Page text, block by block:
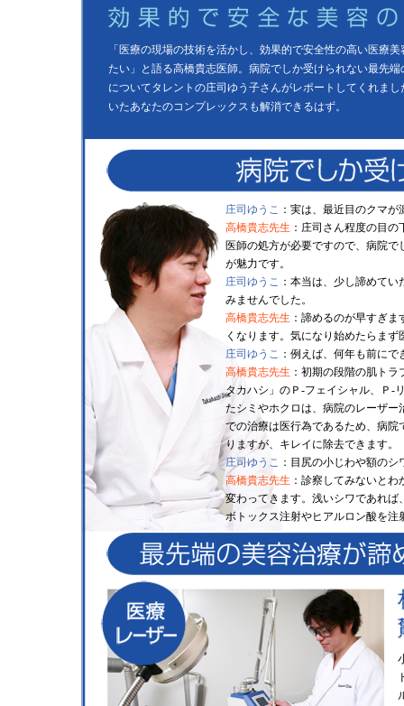
「医療の現場の技術を活かし、効果的で安全性の高い医療
たい」と語る高橋貴志医師。病院でしか受けられない最先端
についてタレントの庄司ゆう子さんがレポートしてくれまし
いたあなたのコンプレックスも解消できるはず。
庄司ゆうこ ：実は、最近目のクマ
高橋貴志先生 ：庄司さん程度の目
医師の処方が必要ですので、病院
が魅力です。
庄司ゆうこ ：本当は、少し諦めて
みませんでした。
高橋貴志先生 ：諦めるのが早すぎ
くなります。気になり始めたらま
庄司ゆうこ ：例えば、何年も前に
高橋貴志先生 ：初期の段階の肌ト
タカハシ」のＰ-フェイシャル、Ｐ-
たシミやホクロは、病院のレーザ
での治療は医行為であるため、病
りますが、キレイに除去できます。
庄司ゆうこ ：目尻の小じわや額の
高橋貴志先生 ：診察してみないと
変わってきます。浅いシワであれ
ボトックス注射やヒアルロン酸を